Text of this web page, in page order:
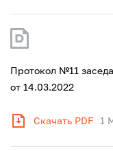
Протокол №11
от 14.03.2022
Скачать PDF 1